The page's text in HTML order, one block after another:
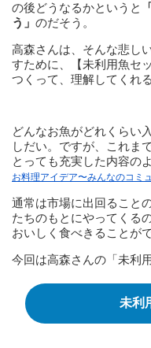
の後どうなるかというと
う」 のだそう。
高森さんは、そんな悲し
すために、【未利用魚セ
つくって、理解してくれ
どんなお魚がどれくらい
しだい。ですが、これま
とっても充実した内容の
お料理アイデア〜みんなのコミ
通常は市場に出回ること
たちのもとにやってくる
おいしく食べきることが
今回は高森さんの「未利
未利